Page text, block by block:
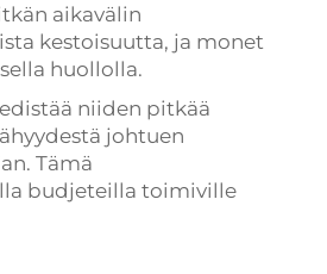
aikavälin
kestoisuutta, ja monet
huollolla.
niiden pitkää
johtuen
Tämä
budjeteilla toimiville